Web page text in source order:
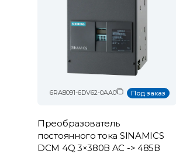
6RA8091-6DV62-0AA0 Под заказ
Преобразователь
постоянного тока SINAMICS
DCM 4Q 3×380В AC -> 485В